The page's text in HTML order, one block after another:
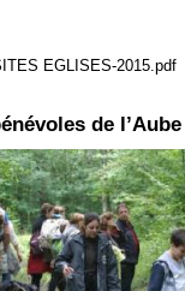
EGLISES-2015.pdf
de l’Aube